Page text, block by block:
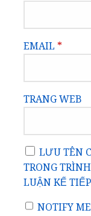
EMAIL *
TRANG WEB
LƯU TÊN
TRONG
LUẬN KẾ
NOTIFY